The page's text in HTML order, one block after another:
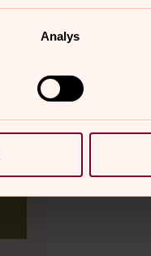
Analys